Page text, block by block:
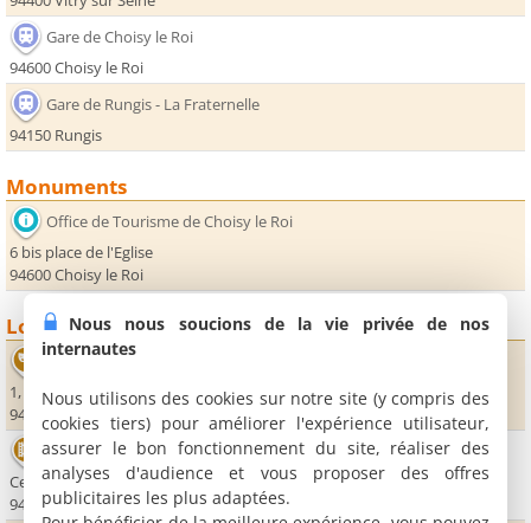
Gare de Choisy le Roi
94600 Choisy le Roi
Gare de Rungis - La Fraternelle
94150 Rungis
Monuments
Office de Tourisme de Choisy le Roi
6 bis place de l'Eglise
94600 Choisy le Roi
Loisirs
Théâtre de Rungis - Arc en Ciel
1, place du Général de Gaulle
94150 Rungis
Cinéma Pathé Belle-Epine
Centre commercial Belle-Epine
94320 Thiais
Nous nous soucions de la vie privée de nos
internautes
Nous utilisons des cookies sur notre site (y compris des
cookies tiers) pour améliorer l'expérience utilisateur,
assurer le bon fonctionnement du site, réaliser des
analyses d'audience et vous proposer des offres
publicitaires les plus adaptées.